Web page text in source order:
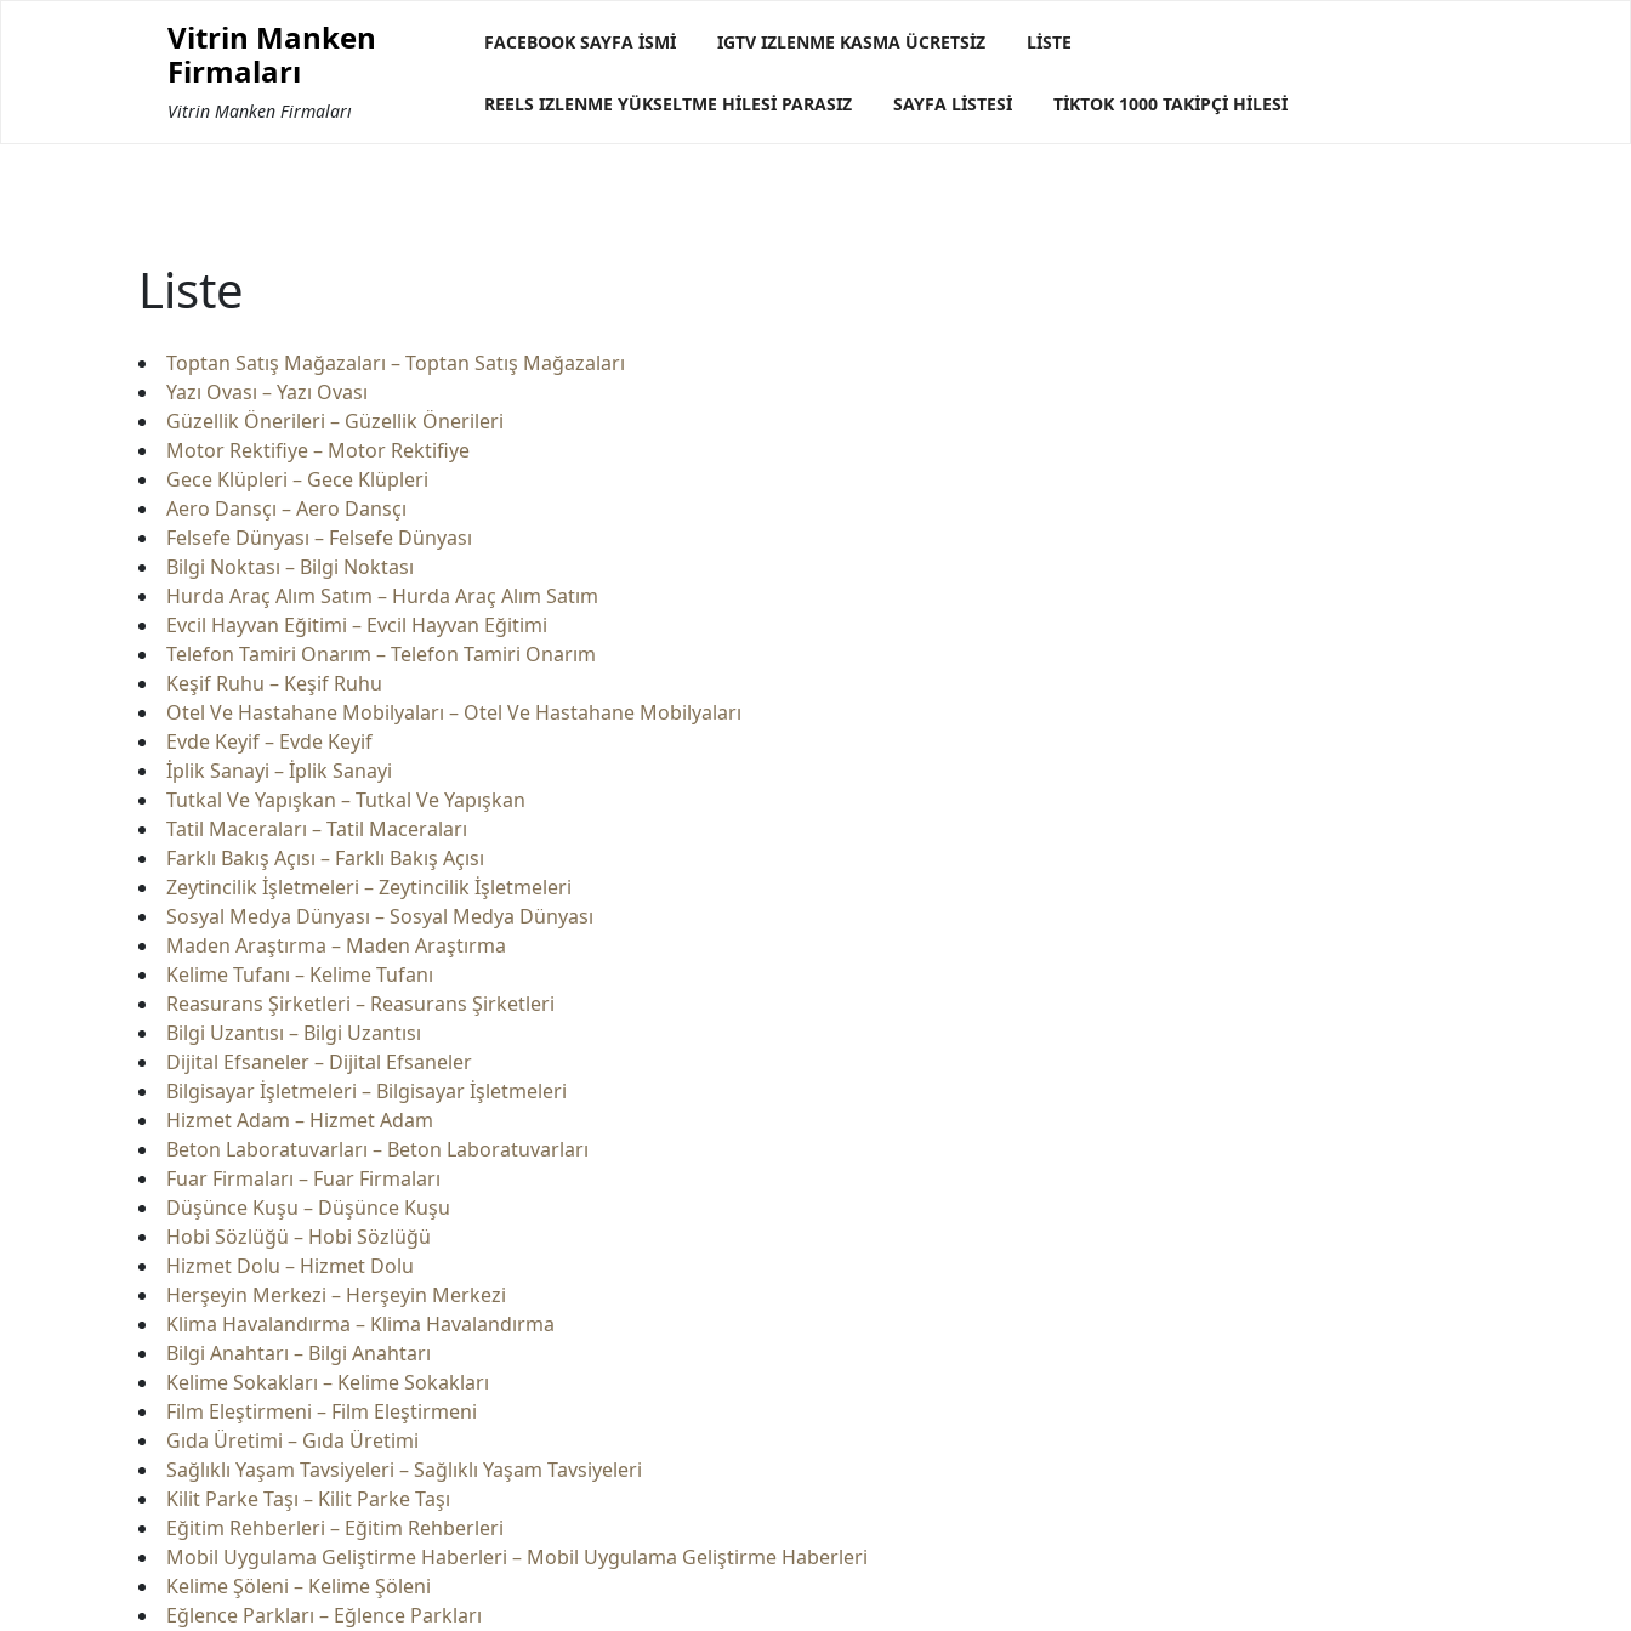
Vitrin Manken
Firmaları
Vitrin Manken Firmaları
FACEBOOK SAYFA İSMI IGTV IZLENME KASMA ÜCRETSIZ LISTE
REELS IZLENME YÜKSELTME HILESI PARASIZ SAYFA LISTESI TIKTOK 1000 TAKIPÇI HILESI
Liste
Toptan Satış Mağazaları – Toptan Satış Mağazaları
Yazı Ovası – Yazı Ovası
Güzellik Önerileri – Güzellik Önerileri
Motor Rektifiye – Motor Rektifiye
Gece Klüpleri – Gece Klüpleri
Aero Dansçı – Aero Dansçı
Felsefe Dünyası – Felsefe Dünyası
Bilgi Noktası – Bilgi Noktası
Hurda Araç Alım Satım – Hurda Araç Alım Satım
Evcil Hayvan Eğitimi – Evcil Hayvan Eğitimi
Telefon Tamiri Onarım – Telefon Tamiri Onarım
Keşif Ruhu – Keşif Ruhu
Otel Ve Hastahane Mobilyaları – Otel Ve Hastahane Mobilyaları
Evde Keyif – Evde Keyif
İplik Sanayi – İplik Sanayi
Tutkal Ve Yapışkan – Tutkal Ve Yapışkan
Tatil Maceraları – Tatil Maceraları
Farklı Bakış Açısı – Farklı Bakış Açısı
Zeytincilik İşletmeleri – Zeytincilik İşletmeleri
Sosyal Medya Dünyası – Sosyal Medya Dünyası
Maden Araştırma – Maden Araştırma
Kelime Tufanı – Kelime Tufanı
Reasurans Şirketleri – Reasurans Şirketleri
Bilgi Uzantısı – Bilgi Uzantısı
Dijital Efsaneler – Dijital Efsaneler
Bilgisayar İşletmeleri – Bilgisayar İşletmeleri
Hizmet Adam – Hizmet Adam
Beton Laboratuvarları – Beton Laboratuvarları
Fuar Firmaları – Fuar Firmaları
Düşünce Kuşu – Düşünce Kuşu
Hobi Sözlüğü – Hobi Sözlüğü
Hizmet Dolu – Hizmet Dolu
Herşeyin Merkezi – Herşeyin Merkezi
Klima Havalandırma – Klima Havalandırma
Bilgi Anahtarı – Bilgi Anahtarı
Kelime Sokakları – Kelime Sokakları
Film Eleştirmeni – Film Eleştirmeni
Gıda Üretimi – Gıda Üretimi
Sağlıklı Yaşam Tavsiyeleri – Sağlıklı Yaşam Tavsiyeleri
Kilit Parke Taşı – Kilit Parke Taşı
Eğitim Rehberleri – Eğitim Rehberleri
Mobil Uygulama Geliştirme Haberleri – Mobil Uygulama Geliştirme Haberleri
Kelime Şöleni – Kelime Şöleni
Eğlence Parkları – Eğlence Parkları